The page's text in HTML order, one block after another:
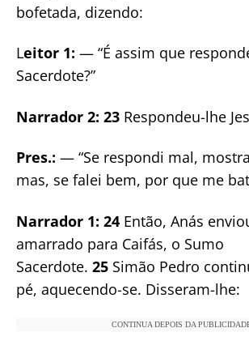
bofetada, dizendo:
Leitor 1: — “É assim que
Sacerdote?”
Narrador 2: 23 Respondeu-lhe
Pres.: — “Se respondi mal,
mas, se falei bem, por que me
Narrador 1: 24 Então, Anás
amarrado para Caifás, o Sumo
Sacerdote. 25 Simão Pedro
pé, aquecendo-se. Disseram-lhe:
CONTINUA DEPOIS DA